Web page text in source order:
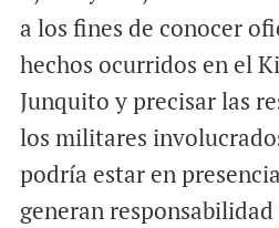
a los fines de conocer
hechos ocurridos en el
Junquito y precisar las
los militares
podría estar en
generan